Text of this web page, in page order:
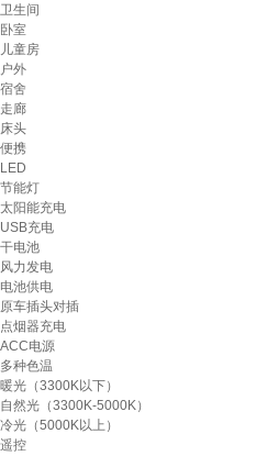
卫生间
卧室
儿童房
户外
宿舍
走廊
床头
便携
LED
节能灯
太阳能充电
USB充电
干电池
风力发电
电池供电
原车插头对插
点烟器充电
ACC电源
多种色温
暖光（3300K以下）
自然光（3300K-5000K）
冷光（5000K以上）
遥控